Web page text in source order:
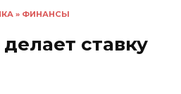
» ФИНАНСЫ
ставку